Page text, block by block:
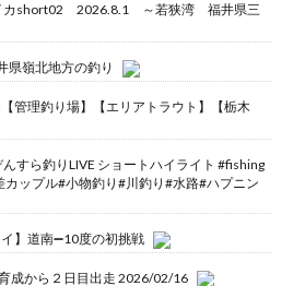
カshort02 2026.8.1 ～若狭湾 福井県三
県嶺北地方の釣り
管理釣り場】【エリアトラウト】【栃木
すら釣りLIVE ショートハイライト #fishing
カップル#小物釣り#川釣り#水路#ハプニン
】道南➖10度の初挑戦
成から２日目出走 2026/02/16